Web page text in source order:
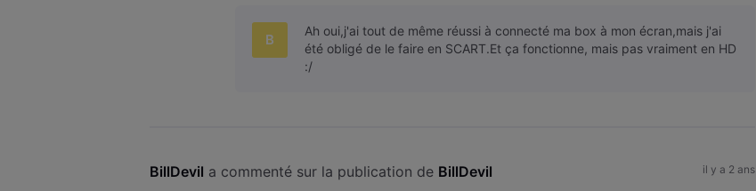
B
Ah oui,j'ai tout de même réussi à connecté ma box à mon écran,mais j'ai
été obligé de le faire en SCART.Et ça fonctionne, mais pas vraiment en HD
:/
BillDevil a commenté sur la publication de BillDevil il y a 2 ans